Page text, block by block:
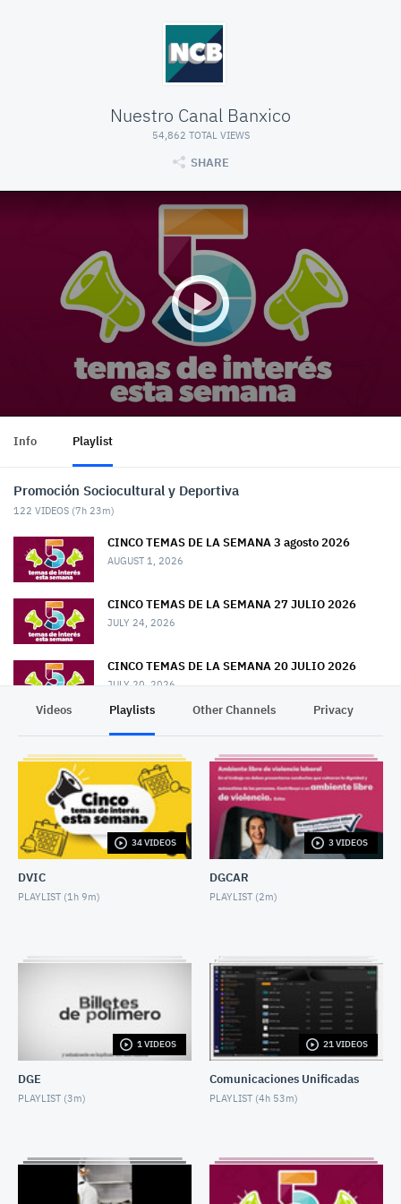
Nuestro Canal Banxico
54,862 TOTAL VIEWS
SHARE
Info Playlist
Promoción Sociocultural y Deportiva
122 VIDEOS (7h 23m)
CINCO TEMAS DE LA SEMANA 3 agosto 2026
AUGUST 1, 2026
CINCO TEMAS DE LA SEMANA 27 JULIO 2026
JULY 24, 2026
CINCO TEMAS DE LA SEMANA 20 JULIO 2026
JULY 20, 2026
CINCO TEMAS DE LA SEMANA 6 JULIO 2026
JULY 3, 2026
CINCO TEMAS DE LA SEMANA 29 junio 2026
CINCO TEMAS DE LA SEMANA 15 junio 2026
CINCO TEMAS DE LA SEMANA 8 junio 2026
JUNE 5, 2026
CINCO TEMAS DE LA SEMANA 25 MAY 2026
CINCO TEMAS DE LA SEMANA 18 mayo 2026
MAY 16, 2026
Videos Playlists Other Channels Privacy
34 VIDEOS
DVIC
PLAYLIST (1h 9m)
3 VIDEOS
DGCAR
PLAYLIST (2m)
1 VIDEOS
DGE
PLAYLIST (3m)
21 VIDEOS
Comunicaciones Unificadas
PLAYLIST (4h 53m)